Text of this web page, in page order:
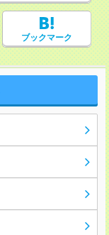
ブックマーク